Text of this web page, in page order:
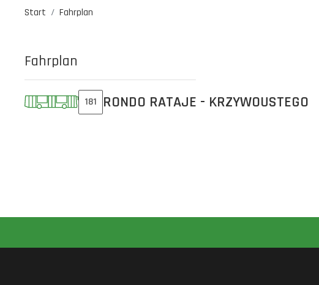
Start Fahrplan
Fahrplan
181 RONDO RATAJE - KRZYWOUSTEGO